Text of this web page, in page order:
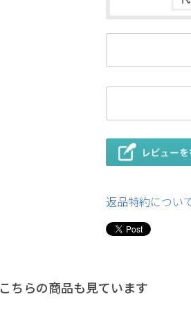
返品特約につい
ちらの商品も見ています